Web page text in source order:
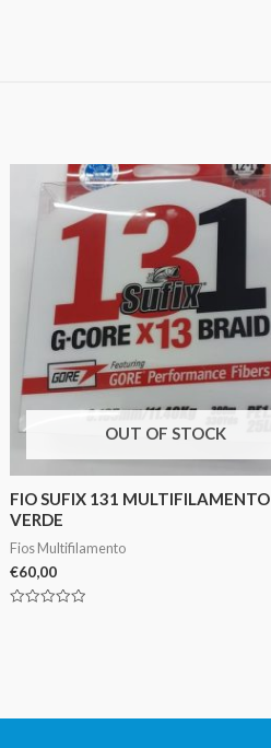
OUT OF STOCK
FIO SUFIX 131 MULTIFILAMENTO
VERDE
Fios Multifilamento
€60,00